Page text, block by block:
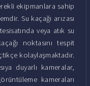
ekipmanlara sahip
Su kaçağı arızası
veya atık su
noktasını tespit
kolaylaşmaktadır.
duyarlı kameralar,
kameraları